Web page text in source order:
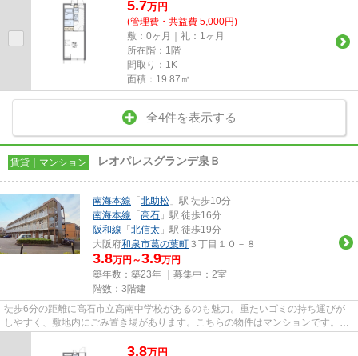
5.7万円
(管理費・共益費 5,000円)
敷：0ヶ月｜礼：1ヶ月
所在階：1階
間取り：1K
面積：19.87㎡
全4件を表示する
賃貸｜マンション レオパレスグランデ泉Ｂ
南海本線 「 北助松 」駅 徒歩10分
南海本線 「 高石 」駅 徒歩16分
阪和線 「 北信太 」駅 徒歩19分
大阪府和泉市葛の葉町 ３丁目１０－８
3.8万円～3.9万円
築年数：築23年 ｜募集中： 2室
階数：3階建
徒歩6分の距離に高石市立高南中学校があるのも魅力。重たいゴミの持ち運びが
しやすく、敷地内にごみ置き場があります。こちらの物件はマンションです。近
3.8万円